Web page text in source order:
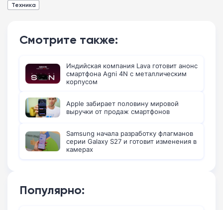
Техника
Смотрите также:
Индийская компания Lava готовит анонс
смартфона Agni 4N с металлическим
корпусом
Apple забирает половину мировой
выручки от продаж смартфонов
Samsung начала разработку флагманов
серии Galaxy S27 и готовит изменения в
камерах
Популярно: